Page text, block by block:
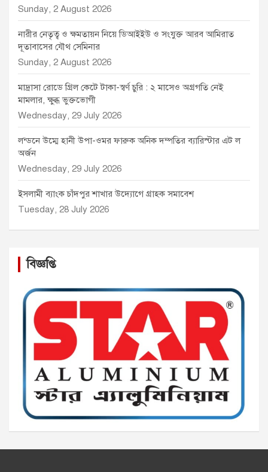
Sunday, 2 August 2026
নারীর নেতৃত্ব ও ক্ষমতায়ন নিয়ে ডিআইইউ ও সংযুক্ত আরব আমিরাত
দূতাবাসের যৌথ সেমিনার
Sunday, 2 August 2026
মাদ্রাসা রোডে গ্রিল কেটে টাকা-স্বর্ণ চুরি : ২ মাসেও অগ্রগতি নেই
মামলার, ক্ষুব্ধ ভুক্তভোগী
Wednesday, 29 July 2026
লন্ডনে উম্মে হানী উপা-ওমর ফারুক অনিক দম্পতির ব্যারিস্টার এট ল
অর্জন
Wednesday, 29 July 2026
ইসলামী ব্যাংক চাঁদপুর শাখার উদ্যোগে গ্রাহক সমাবেশ
Tuesday, 28 July 2026
বিজ্ঞপ্তি